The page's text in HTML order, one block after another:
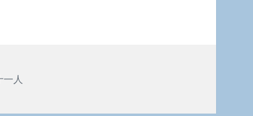
一人